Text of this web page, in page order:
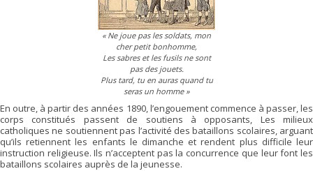
« Ne joue pas les soldats, mon
cher petit bonhomme,
Les sabres et les fusils ne sont
pas des jouets.
Plus tard, tu en auras quand tu
seras un homme »
En outre, à partir des années 1890, l’engouement commence à passer, les
corps constitués passent de soutiens à opposants, Les milieux
catholiques ne soutiennent pas l’activité des bataillons scolaires, arguant
qu’ils retiennent les enfants le dimanche et rendent plus difficile leur
instruction religieuse. Ils n’acceptent pas la concurrence que leur font les
bataillons scolaires auprès de la jeunesse.